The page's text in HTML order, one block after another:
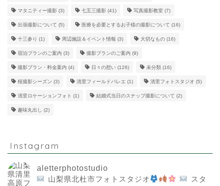
マタニティー撮影 (3) 七五三撮影 (41) 写真撮影教室 (7)
出張撮影について (5) 医療を必要とするお子様の撮影について (16)
十三参り (1) 周辺施設＆イベント情報 (3) 大切なもの (16)
宿泊プランのご案内 (3) 撮影プランのご案内 (9)
撮影プラン・料金案内 (4) 日々の想い (126) 未分類 (16)
桜撮影シーズン (3) 清里フィールドバレエ (1) 清里フォトスタジオ (5)
清里ロケーションフォト (1) 結婚式当日のスナップ撮影について (2)
趣味丸出し (2)
Instagram
aletterphotostudio
山梨県北杜市フォトスタジオ
スタ